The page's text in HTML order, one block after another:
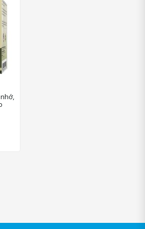
nhiều thành phần dinh dưỡng cần thiết
khả năng tập trung, làm giảm căng
cải thiện trí nhớ.
các chiết xuất từ thảo dược như bạch
và nhân sâm giúp tăng cường sức khỏe
não bộ.